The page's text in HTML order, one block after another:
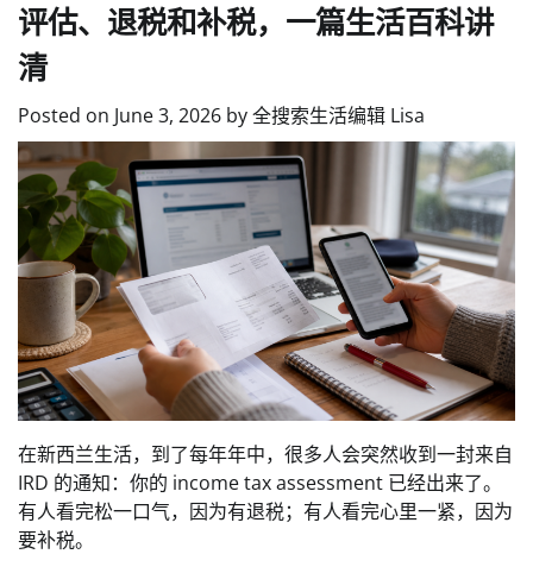
评估、退税和补税，一篇生活百科讲
清
Posted on June 3, 2026 by全搜索生活编辑 Lisa
在新西兰生活，到了每年年中，很多人会突然收到一封来自
IRD 的通知：你的 income tax assessment 已经出来了。
有人看完松一口气，因为有退税；有人看完心里一紧，因为
要补税。